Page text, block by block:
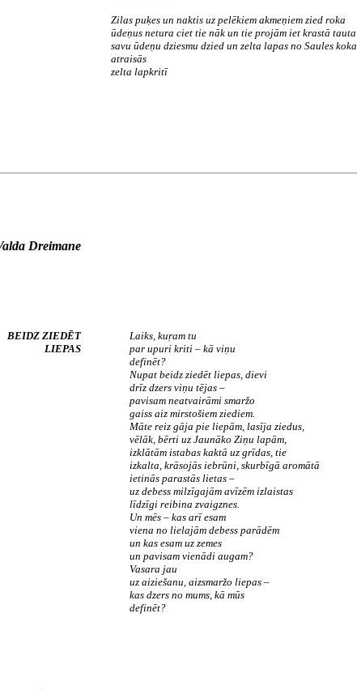
Zilas puķes un naktis uz pelēkiem akmeņiem zied roka
ūdeņus netura ciet tie nāk un tie projām iet krastā tauta
savu ūdeņu dziesmu dzied un zelta lapas no Saules koka
atraisās
zelta lapkritī
Dreimane
BEIDZ ZIEDĒT
LIEPAS
Laiks, kuŗam tu
par upuri kriti – kā viņu
definēt?
Nupat beidz ziedēt liepas, dievi
drīz dzers viņu tējas –
pavisam neatvairāmi smaržo
gaiss aiz mirstošiem ziediem.
Māte reiz gāja pie liepām, lasīja ziedus,
vēlāk, bērti uz Jaunāko Ziņu lapām,
izklātām istabas kaktā uz grīdas, tie
izkalta, krāsojās iebrūni, skurbīgā aromātā
ietinās parastās lietas –
uz debess milzīgajām avīzēm izlaistas
līdzīgi reibina zvaigznes.
Un mēs – kas arī esam
viena no lielajām debess parādēm
un kas esam uz zemes
un pavisam vienādi augam?
Vasara jau
uz aiziešanu, aizsmaržo liepas –
kas dzers no mums, kā mūs
definēt?